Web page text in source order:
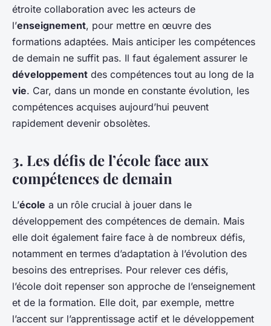
étroite collaboration avec les acteurs de
l’enseignement, pour mettre en œuvre des
formations adaptées. Mais anticiper les compétences
de demain ne suffit pas. Il faut également assurer le
développement des compétences tout au long de la
vie. Car, dans un monde en constante évolution, les
compétences acquises aujourd’hui peuvent
rapidement devenir obsolètes.
3. Les défis de l’école face aux
compétences de demain
L’école a un rôle crucial à jouer dans le
développement des compétences de demain. Mais
elle doit également faire face à de nombreux défis,
notamment en termes d’adaptation à l’évolution des
besoins des entreprises. Pour relever ces défis,
l’école doit repenser son approche de l’enseignement
et de la formation. Elle doit, par exemple, mettre
l’accent sur l’apprentissage actif et le développement